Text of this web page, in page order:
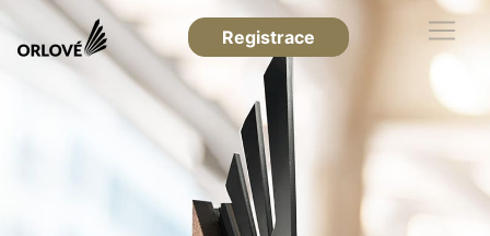
Registrace